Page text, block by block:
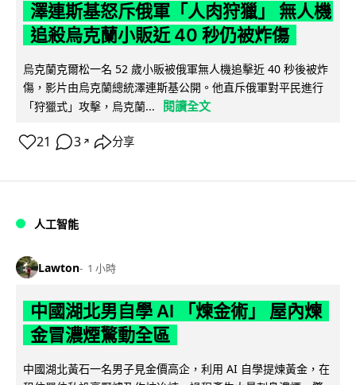
澤連斯基怒斥俄軍「人肉狩獵」 無人機
追殺烏克蘭小販近 40 秒仍被炸傷
烏克蘭克爾松一名 52 歲小販被俄軍無人機追擊近 40 秒後被炸
傷，影片由烏克蘭總統澤連斯基公開。他直斥俄軍對平民進行
「狩獵式」攻擊，烏克蘭...
閱讀全文
21 3 ↗ 分享
人工智能
Lawton 1 小時
中國湖北男自學 AI 「煉金術」 屋內煉
金冒濃煙驚動全區
中國湖北黃石一名男子見金價高企，利用 AI 自學提煉黃金，在